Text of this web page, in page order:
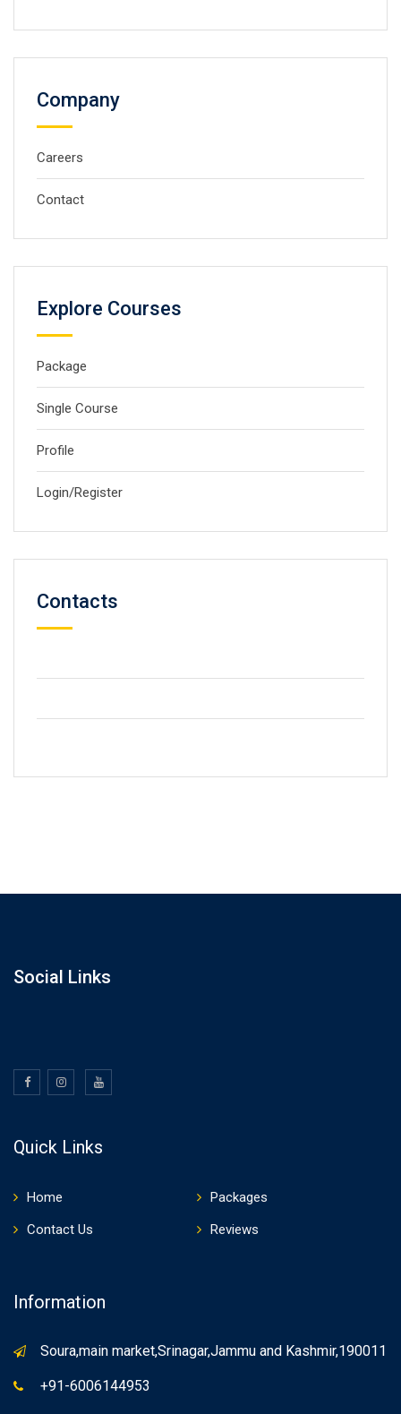
Company
Careers
Contact
Explore Courses
Package
Single Course
Profile
Login/Register
Contacts
Social Links
Quick Links
Home
Packages
Contact Us
Reviews
Information
Soura,main market,Srinagar,Jammu and Kashmir,190011
+91-6006144953